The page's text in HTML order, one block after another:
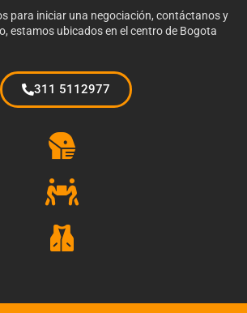
para iniciar una negociación, contáctanos y
estamos ubicados en el centro de Bogota
311 5112977